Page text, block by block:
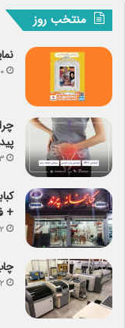
منتخب روز
۲۰
۲۳
+
۲ فروردین ۱۴۰۳
۲۲